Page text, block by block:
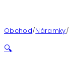
Obchod/Náramky/
🔍